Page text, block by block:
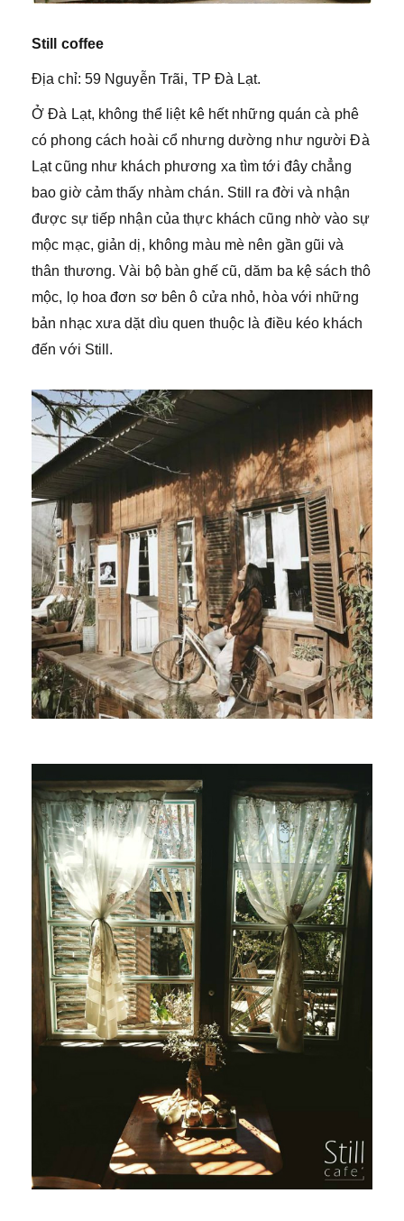
Still coffee
Địa chỉ: 59 Nguyễn Trãi, TP Đà Lạt.
Ở Đà Lạt, không thể liệt kê hết những quán cà phê
có phong cách hoài cổ nhưng dường như người Đà
Lạt cũng như khách phương xa tìm tới đây chẳng
bao giờ cảm thấy nhàm chán. Still ra đời và nhận
được sự tiếp nhận của thực khách cũng nhờ vào sự
mộc mạc, giản dị, không màu mè nên gần gũi và
thân thương. Vài bộ bàn ghế cũ, dăm ba kệ sách thô
mộc, lọ hoa đơn sơ bên ô cửa nhỏ, hòa với những
bản nhạc xưa dặt dìu quen thuộc là điều kéo khách
đến với Still.